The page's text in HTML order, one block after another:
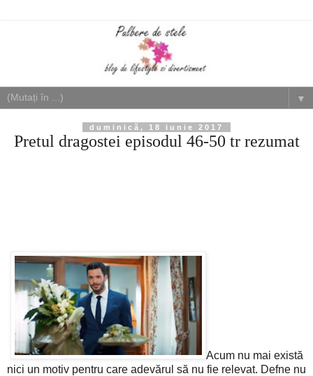
▼
duminică, 18 iunie 2017
Pretul dragostei episodul 46-50 tr rezumat
Acum nu mai există
nici un motiv pentru care adevărul să nu fie relevat. Defne nu